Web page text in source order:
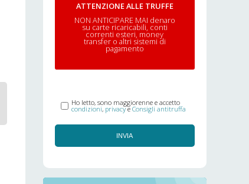
ATTENZIONE ALLE TRUFFE
NON ANTICIPARE MAI denaro
su carte ricaricabili, conti
correnti esteri, money
transfer o altri sistemi di
pagamento
Ho letto, sono maggiorenne e accetto
condizioni, privacye Consigli antitruffa
INVIA